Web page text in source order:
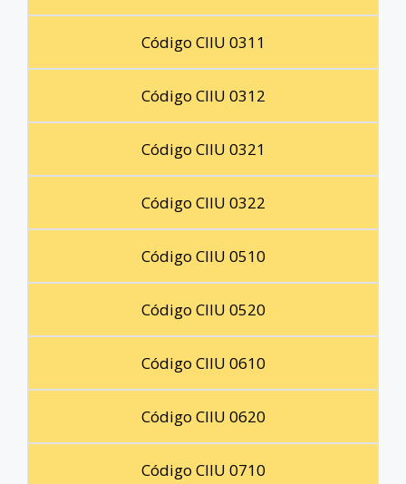
Código CIIU 0311
Código CIIU 0312
Código CIIU 0321
Código CIIU 0322
Código CIIU 0510
Código CIIU 0520
Código CIIU 0610
Código CIIU 0620
Código CIIU 0710